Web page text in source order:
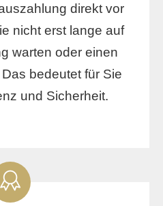
direkt vor
nicht erst lange auf
warten oder einen
bedeutet für Sie
und Sicherheit.